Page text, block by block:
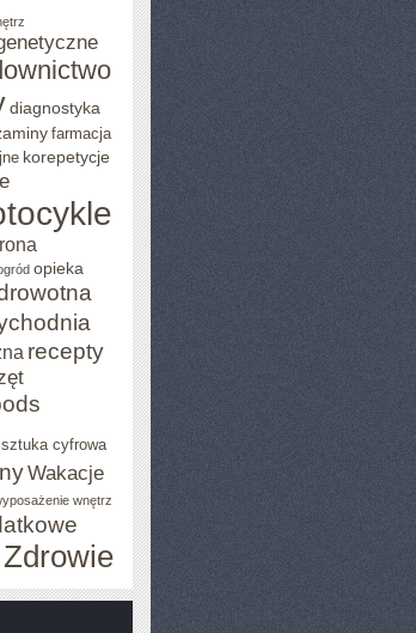
diagnostyka
farmacja
korepetycje
opieka
recepty
sztuka cyfrowa
Wakacje
wnętrz
Zdrowie